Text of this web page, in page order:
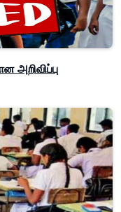
அறிவிப்பு